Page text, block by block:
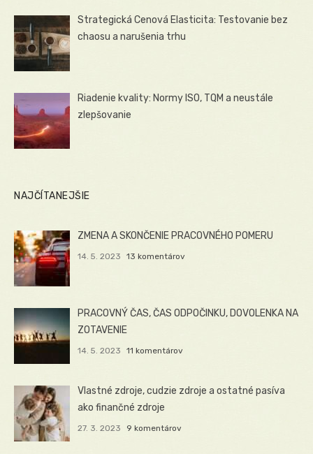
Strategická Cenová Elasticita: Testovanie bez
chaosu a narušenia trhu
Riadenie kvality: Normy ISO, TQM a neustále
zlepšovanie
NAJČÍTANEJŠIE
ZMENA A SKONČENIE PRACOVNÉHO POMERU
14. 5. 2023 13 komentárov
PRACOVNÝ ČAS, ČAS ODPOČINKU, DOVOLENKA NA
ZOTAVENIE
14. 5. 2023 11 komentárov
Vlastné zdroje, cudzie zdroje a ostatné pasíva
ako finančné zdroje
27. 3. 2023 9 komentárov